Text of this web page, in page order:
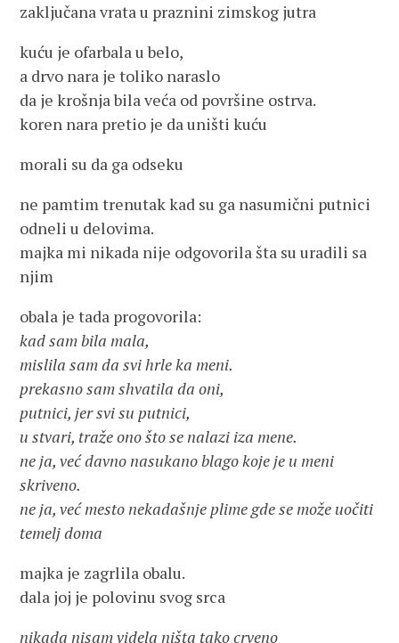
zaključana vrata u praznini zimskog jutra
kuću je ofarbala u belo,
a drvo nara je toliko naraslo
da je krošnja bila veća od površine ostrva.
koren nara pretio je da uništi kuću
morali su da ga odseku
ne pamtim trenutak kad su ga nasumični putnici
odneli u delovima.
majka mi nikada nije odgovorila šta su uradili sa
njim
obala je tada progovorila:
kad sam bila mala,
mislila sam da svi hrle ka meni.
prekasno sam shvatila da oni,
putnici, jer svi su putnici,
u stvari, traže ono što se nalazi iza mene.
ne ja, već davno nasukano blago koje je u meni
skriveno.
ne ja, već mesto nekadašnje plime gde se može uočiti
temelj doma
majka je zagrlila obalu.
dala joj je polovinu svog srca
nikada nisam videla ništa tako crveno